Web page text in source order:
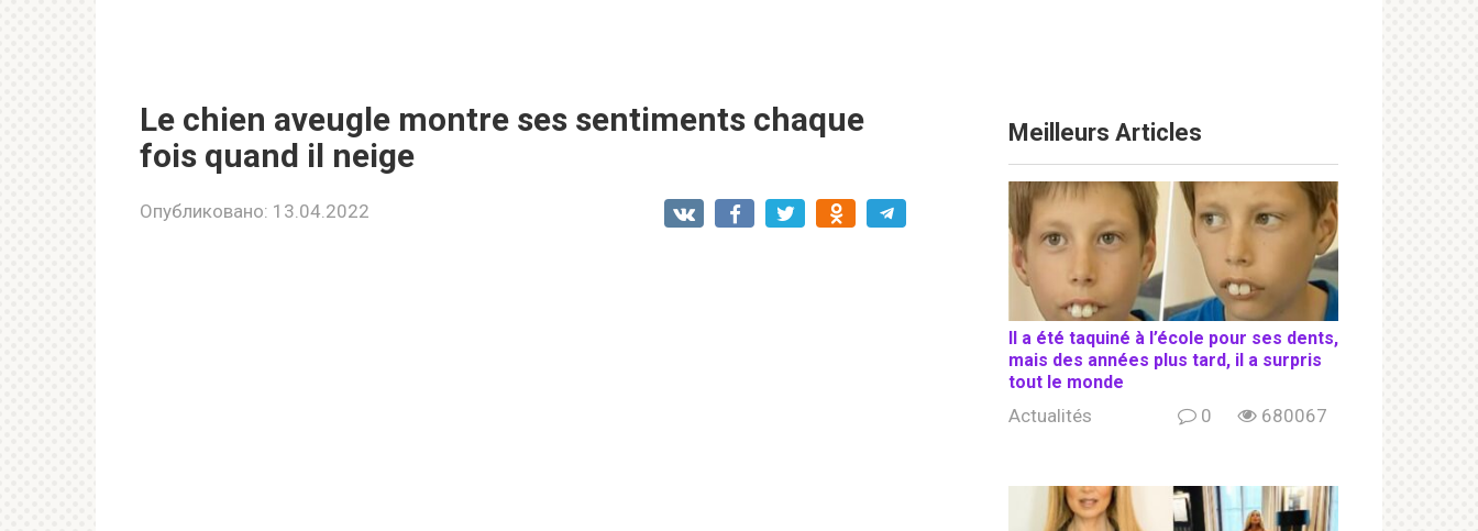
Le chien aveugle montre ses sentiments chaque
fois quand il neige
Опубликовано: 13.04.2022
Meilleurs Articles
Il a été taquiné à l’école pour ses dents,
mais des années plus tard, il a surpris
tout le monde
Actualités 0 680067